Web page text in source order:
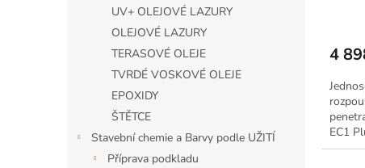
UV+ OLEJOVÉ LAZURY
OLEJOVÉ LAZURY
TERASOVÉ OLEJE
TVRDÉ VOSKOVÉ OLEJE
EPOXIDY
ŠTĚTCE
Stavební chemie a Barvy podle UŽITÍ
Příprava podkladu
4
cena:
EC1